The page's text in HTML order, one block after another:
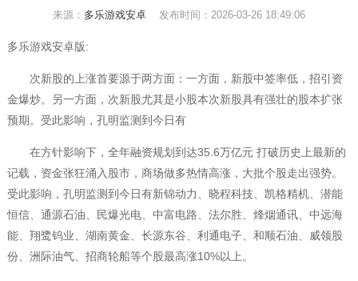
来源： 多乐游戏安卓 发布时间：2026-03-26 18:49:06
多乐游戏安卓版:
次新股的上涨首要源于两方面：一方面，新股中签率低，招引资
金爆炒。另一方面，次新股尤其是小股本次新股具有强壮的股本扩张
预期。受此影响，孔明监测到今日有
在方针影响下，全年融资规划到达35.6万亿元 打破历史上最新的
记载，资金张狂涌入股市，商场做多热情高涨，大批个股走出强势。
受此影响，孔明监测到今日有新锦动力、晓程科技、凯格精机、潜能
恒信、通源石油、民爆光电、中富电路、法尔胜、烽烟通讯、中远海
能、翔鹭钨业、湖南黄金、长源东谷、利通电子、和顺石油、威领股
份、洲际油气、招商轮船等个股最高涨10%以上。